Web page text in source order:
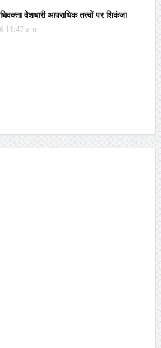
वेशधारी आपराधिक तत्वों पर शिकंजा
11:47 am